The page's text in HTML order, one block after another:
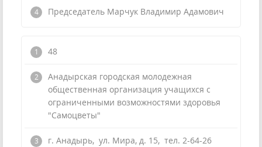
Председатель Марчук Владимир Адамович
48
Анадырская городская молодежная
общественная организация учащихся с
ограниченными возможностями здоровья
"Самоцветы"
г. Анадырь, ул. Мира, д. 15, тел. 2-64-26